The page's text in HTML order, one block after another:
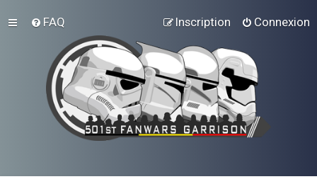
FAQ Connexion
Inscription